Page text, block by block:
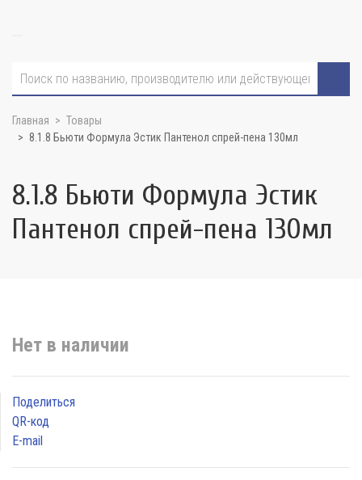
Главная
Товары
8.1.8 Бьюти Формула Эстик Пантенол спрей-пена 130мл
8.1.8 Бьюти Формула Эстик
Пантенол спрей-пена 130мл
Нет в наличии
Поделиться
QR-код
E-mail